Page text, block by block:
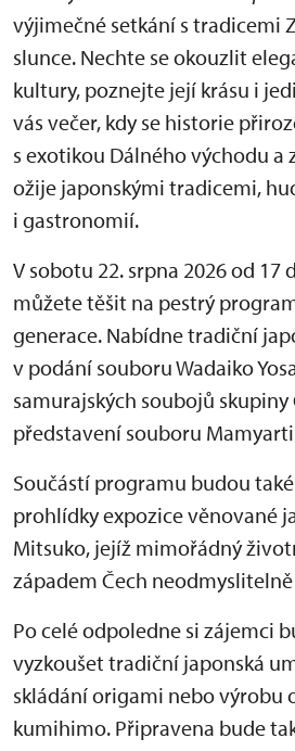
výjimečné setkání s tradicemi
slunce. Nechte se okouzlit
kultury, poznejte její krásu i
vás večer, kdy se historie
s exotikou Dálného východu a
ožije japonskými tradicemi,
i gastronomií.
V sobotu 22. srpna 2026 od 17
můžete těšit na pestrý
generace. Nabídne tradiční
v podání souboru Wadaiko
samurajských soubojů
představení souboru
Součástí programu budou
prohlídky expozice věnované
Mitsuko, jejíž mimořádný
západem Čech
Po celé odpoledne si zájemci
vyzkoušet tradiční japonská
skládání origami nebo výrobu
kumihimo. Připravena bude